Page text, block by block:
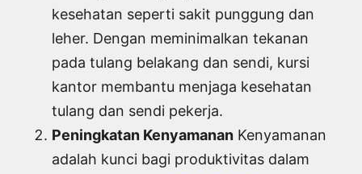
kesehatan seperti sakit punggung dan
leher. Dengan meminimalkan tekanan
pada tulang belakang dan sendi, kursi
kantor membantu menjaga kesehatan
tulang dan sendi pekerja.
Peningkatan Kenyamanan Kenyamanan
adalah kunci bagi produktivitas dalam